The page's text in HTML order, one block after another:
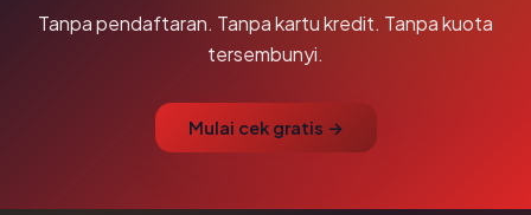
Tanpa pendaftaran. Tanpa kartu kredit. Tanpa kuota
tersembunyi.
Mulai cek gratis →